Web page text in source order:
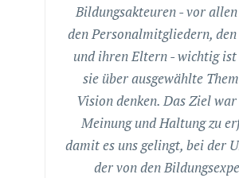
Bildungsakteuren - vor
den Personalmitgliedern,
und ihren Eltern - wichtig
sie über ausgewählte
Vision denken. Das Ziel
Meinung und Haltung zu
damit es uns gelingt, bei der
der von den